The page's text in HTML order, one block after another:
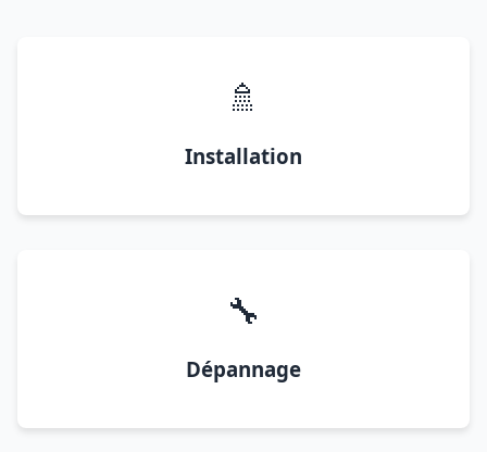
🚿
Installation
🔧
Dépannage